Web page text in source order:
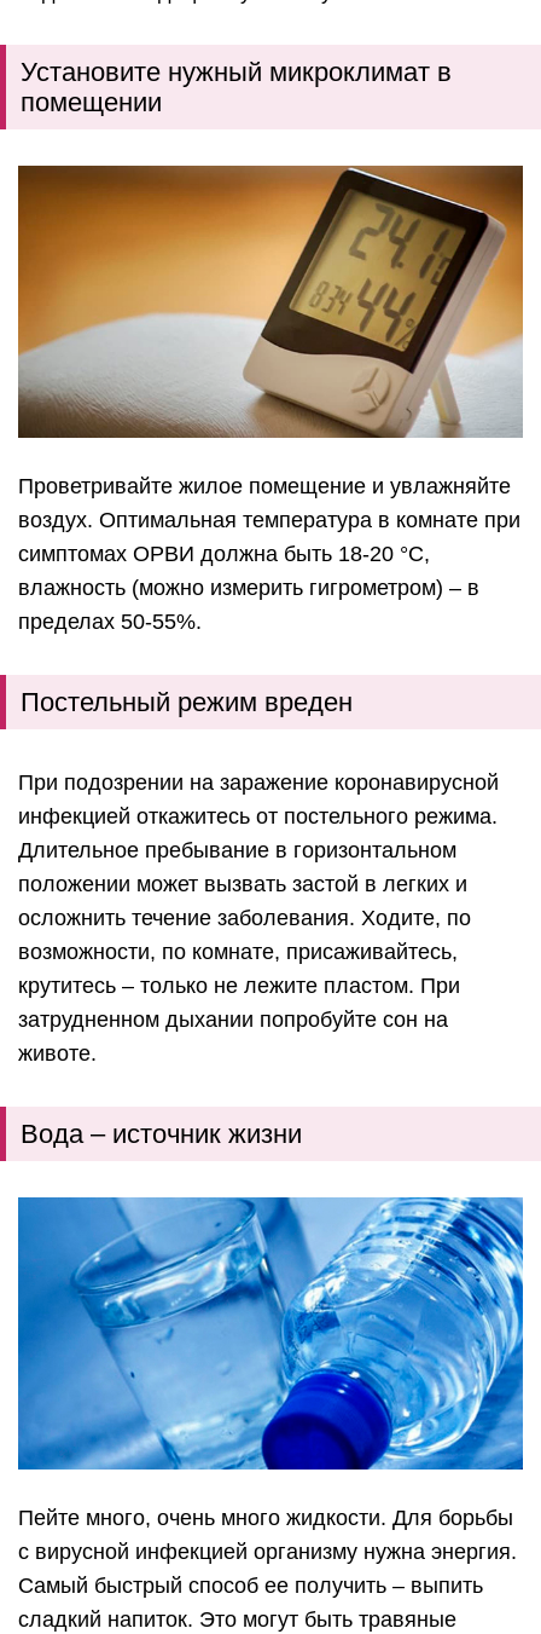
Установите нужный микроклимат в
помещении
Проветривайте жилое помещение и увлажняйте
воздух. Оптимальная температура в комнате при
симптомах ОРВИ должна быть 18-20 °С,
влажность (можно измерить гигрометром) – в
пределах 50-55%.
Постельный режим вреден
При подозрении на заражение коронавирусной
инфекцией откажитесь от постельного режима.
Длительное пребывание в горизонтальном
положении может вызвать застой в легких и
осложнить течение заболевания. Ходите, по
возможности, по комнате, присаживайтесь,
крутитесь – только не лежите пластом. При
затрудненном дыхании попробуйте сон на
животе.
Вода – источник жизни
Пейте много, очень много жидкости. Для борьбы
с вирусной инфекцией организму нужна энергия.
Самый быстрый способ ее получить – выпить
сладкий напиток. Это могут быть травяные